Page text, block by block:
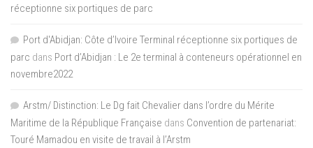
réceptionne six portiques de parc
Port d'Abidjan: Côte d’Ivoire Terminal réceptionne six portiques de
parc dans Port d’Abidjan : Le 2e terminal à conteneurs opérationnel en
novembre2022
Arstm/ Distinction: Le Dg fait Chevalier dans l’ordre du Mérite
Maritime de la République Française dans Convention de partenariat:
Touré Mamadou en visite de travail à l’Arstm